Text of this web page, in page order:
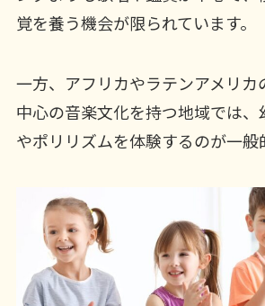
覚を養う機会が限られています。
一方、アフリカやラテンアメリカ
中心の音楽文化を持つ地域では、
やポリリズムを体験するのが一般